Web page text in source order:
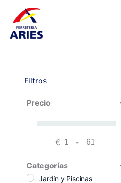
contenido
Filtros
Precio
€ Minimum Price
-Maximum Price
Categorías
Jardín y Piscinas